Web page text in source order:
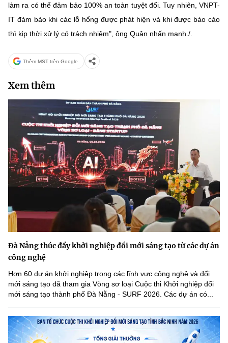
làm ra có thể đảm bảo 100% an toàn tuyệt đối. Tuy nhiên, VNPT-
IT đảm bảo khi các lỗ hổng được phát hiện và khi được báo cáo
thì kịp thời xử lý có trách nhiệm", ông Quân nhấn mạnh./.
Thêm MST trên Google
Xem thêm
Đà Nẵng thúc đẩy khởi nghiệp đổi mới sáng tạo từ các dự án
công nghệ
Hơn 60 dự án khởi nghiệp trong các lĩnh vực công nghệ và đổi
mới sáng tạo đã tham gia Vòng sơ loại Cuộc thi Khởi nghiệp đổi
mới sáng tạo thành phố Đà Nẵng - SURF 2026. Các dự án có...